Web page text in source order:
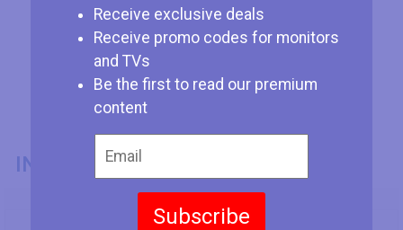
Receive exclusive deals
Receive promo codes for monitors
and TVs
Be the first to read our premium
content
Subscribe
INFORMAZIONI GENERALI
MSI Optix MAG342CQR